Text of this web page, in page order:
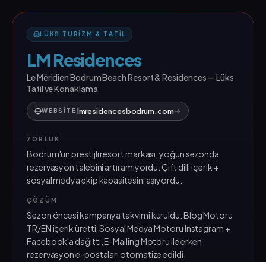
LÜKS TURIZM & TATIL
LM Residences
Le Méridien Bodrum Beach Resort & Residences — Lüks
Tatil ve Konaklama
WEBSITE lmresidencesbodrum.com
ZORLUK
Bodrum'un prestijli resort markası, yoğun sezonda
rezervasyon talebini artıramıyordu. Çift dilli içerik +
sosyal medya ekip kapasitesini aşıyordu.
ÇÖZÜM
Sezon öncesi kampanya takvimi kuruldu. Blog Motoru
TR/EN içerik üretti, Sosyal Medya Motoru Instagram +
Facebook'a dağıttı, E-Mailing Motoru ile erken
rezervasyon e-postaları otomatize edildi.